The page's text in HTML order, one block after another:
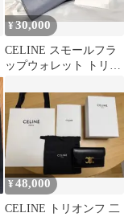
¥30,000
CELINE スモールフラ
ップウォレット トリオ
つ折り財布
¥48,000
CELINE トリオンフ 二